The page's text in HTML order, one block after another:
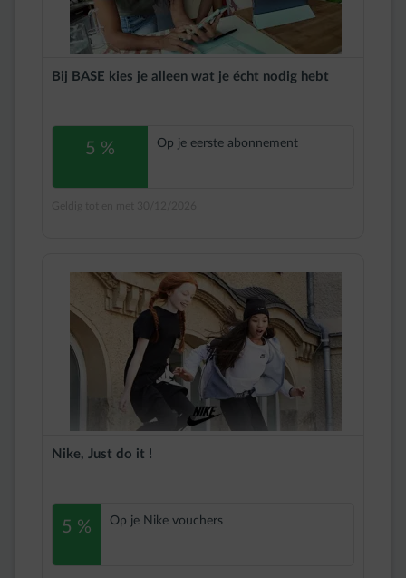
Bij BASE kies je alleen wat je écht nodig hebt
5 % Op je eerste abonnement
Nike, Just do it !
5 % Op je Nike vouchers